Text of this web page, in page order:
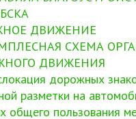
ДВИЖЕНИЕ
СХЕМА
ДВИЖЕНИЯ
дорожных
разметки на
общего пользования